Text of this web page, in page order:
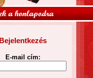
Bejelentkezés
E-mail cím: